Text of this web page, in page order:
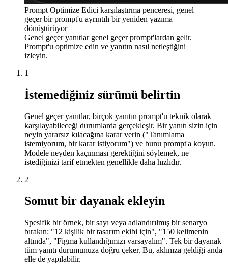
Prompt Optimize Edici karşılaştırma penceresi, genel
geçer bir prompt'u ayrıntılı bir yeniden yazıma
dönüştürüyor
Genel geçer yanıtlar genel geçer prompt'lardan gelir.
Prompt'u optimize edin ve yanıtın nasıl netleştiğini
izleyin.
1
İstemediğiniz sürümü belirtin
Genel geçer yanıtlar, birçok yanıtın prompt'u teknik olarak
karşılayabileceği durumlarda gerçekleşir. Bir yanıtı sizin için
neyin yararsız kılacağına karar verin ("Tanımlama
istemiyorum, bir karar istiyorum") ve bunu prompt'a koyun.
Modele neyden kaçınması gerektiğini söylemek, ne
istediğinizi tarif etmekten genellikle daha hızlıdır.
2
Somut bir dayanak ekleyin
Spesifik bir örnek, bir sayı veya adlandırılmış bir senaryo
bırakın: "12 kişilik bir tasarım ekibi için", "150 kelimenin
altında", "Figma kullandığımızı varsayalım". Tek bir dayanak
tüm yanıtı durumunuza doğru çeker. Bu, aklınıza geldiği anda
elle de yapılabilir.